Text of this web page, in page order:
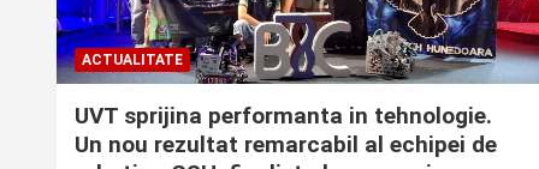
ACTUALITATE
UVT sprijina performanta in tehnologie.
Un nou rezultat remarcabil al echipei de